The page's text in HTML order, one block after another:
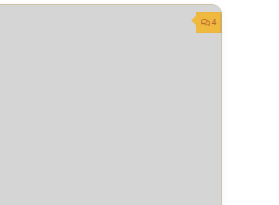
4